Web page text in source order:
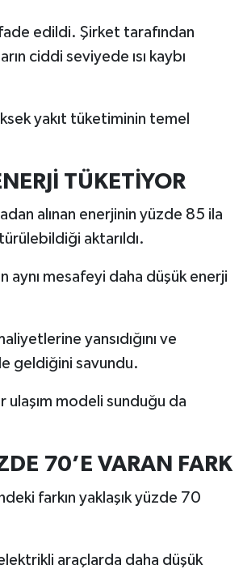
ifade edildi. Şirket tarafından
ciddi seviyede ısı kaybı
yakıt tüketiminin temel
TÜKETİYOR
alınan enerjinin yüzde 85 ila
aktarıldı.
aynı mesafeyi daha düşük enerji
yansıdığını ve
geldiğini savundu.
ulaşım modeli sunduğu da
70’E VARAN FARK
farkın yaklaşık yüzde 70
araçlarda daha düşük